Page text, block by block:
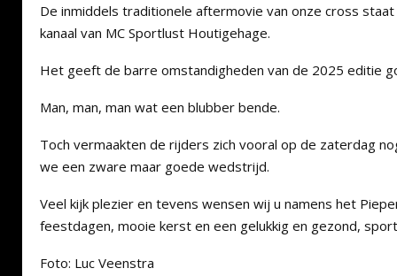
De inmiddels traditionele aftermovie van onze cross
kanaal van MC Sportlust Houtigehage.
Het geeft de barre omstandigheden van de 2025 editie
Man, man, man wat een blubber bende.
Toch vermaakten de rijders zich vooral op de zaterdag
we een zware maar goede wedstrijd.
Veel kijk plezier en tevens wensen wij u namens het
feestdagen, mooie kerst en een gelukkig en gezond,
Foto: Luc Veenstra